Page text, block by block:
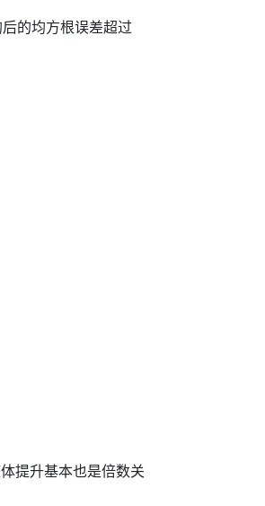
的均方根误差超过
提升基本也是倍数关